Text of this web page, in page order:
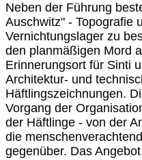
Neben der Führung
Auschwitz" - Topografie
Vernichtungslager zu
den planmäßigen Mord
Erinnerungsort für Sinti
Architektur- und
Häftlingszeichnungen.
Vorgang der
der Häftlinge - von der
die
gegenüber. Das